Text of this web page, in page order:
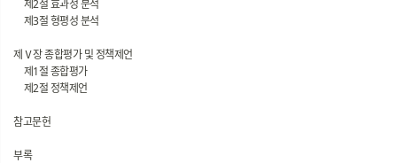
제2절 효과성 분석
제3절 형평성 분석
제Ⅴ장 종합평가 및 정책제언
제1절 종합평가
제2절 정책제언
참고문헌
부록